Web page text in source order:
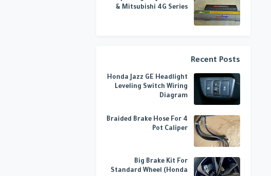
& Mitsubishi 4G Series
Recent Posts
Honda Jazz GE Headlight
Leveling Switch Wiring
Diagram
Braided Brake Hose For 4
Pot Caliper
Big Brake Kit For
Standard Wheel (Honda